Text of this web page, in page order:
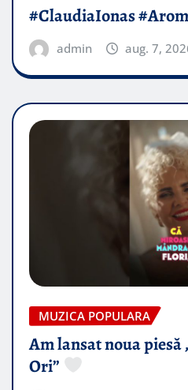
#ClaudiaIonas
admin aug. 7,
MUZICA POPULARA
Am lansat noua piesă
Ori”